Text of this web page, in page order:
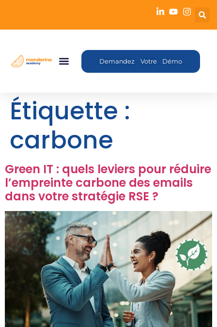
Demandez Votre Démo
Étiquette :
carbone
Green IT : quels leviers pour réduire
l’empreinte carbone des emails
dans votre stratégie RSE ?